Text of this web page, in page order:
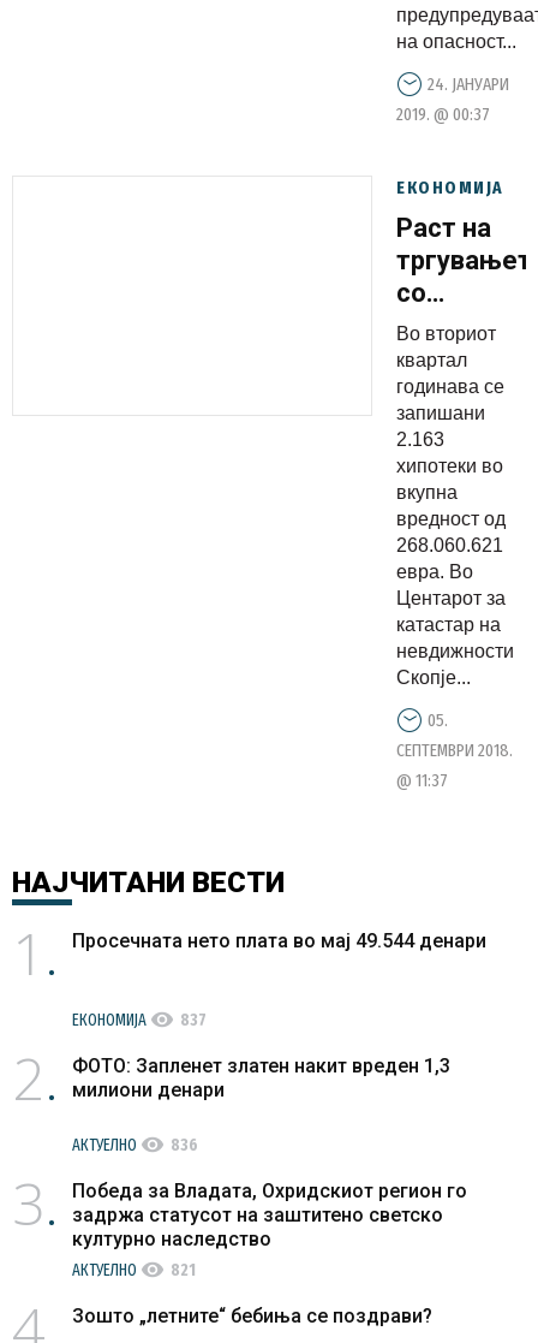
на опасност...
24. ЈАНУАРИ
2019. @ 00:37
ЕКОНОМИЈА
Раст на
со
во
вториот
квартал,
запишани
2.163
хипотеки
Во вториот
квартал
годинава се
запишани
2.163
хипотеки во
вкупна
вредност од
268.060.621
евра. Во
Центарот за
катастар на
невдижности
Скопје...
05.
СЕПТЕМВРИ 2018.
@ 11:37
НАЈЧИТАНИ ВЕСТИ
1 Просечната нето плата во мај 49.544 денари
ЕКОНОМИЈА visibility 837
2
ФОТО: Запленет златен накит вреден 1,3
милиони денари
АКТУЕЛНО visibility 836
3
Победа за Владата, Охридскиот регион го
задржа статусот на заштитено светско
културно наследство
АКТУЕЛНО visibility 821
Зошто „летните“ бебиња се поздрави?